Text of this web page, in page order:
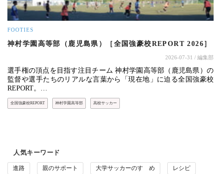
FOOTIES
神村学園高等部（鹿児島県）［全国強豪校REPORT 2026］
2026-07-31 / 編集部
選手権の頂点を目指す注目チーム 神村学園高等部（鹿児島県）の
監督や選手たちのリアルな言葉から「現在地」に迫る全国強豪校
REPORT。…
全国強豪校REPORT 神村学園高等部 高校サッカー
人気キーワード
進路 親のサポート 大学サッカーのすゝめ レシピ